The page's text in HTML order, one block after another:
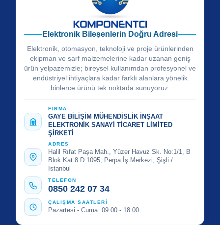
Elektronik Bileşenlerin Doğru Adresi
Elektronik, otomasyon, teknoloji ve proje ürünlerinden
ekipman ve sarf malzemelerine kadar uzanan geniş
ürün yelpazemizle; bireysel kullanımdan profesyonel ve
endüstriyel ihtiyaçlara kadar farklı alanlara yönelik
binlerce ürünü tek noktada sunuyoruz.
FİRMA
GAYE BİLİŞİM MÜHENDİSLİK İNŞAAT
ELEKTRONİK SANAYİ TİCARET LİMİTED
ŞİRKETİ
ADRES
Halil Rıfat Paşa Mah., Yüzer Havuz Sk. No:1/1, B
Blok Kat 8 D:1095, Perpa İş Merkezi, Şişli /
İstanbul
TELEFON
0850 242 07 34
ÇALIŞMA SAATLERİ
Pazartesi - Cuma: 09:00 - 18:00